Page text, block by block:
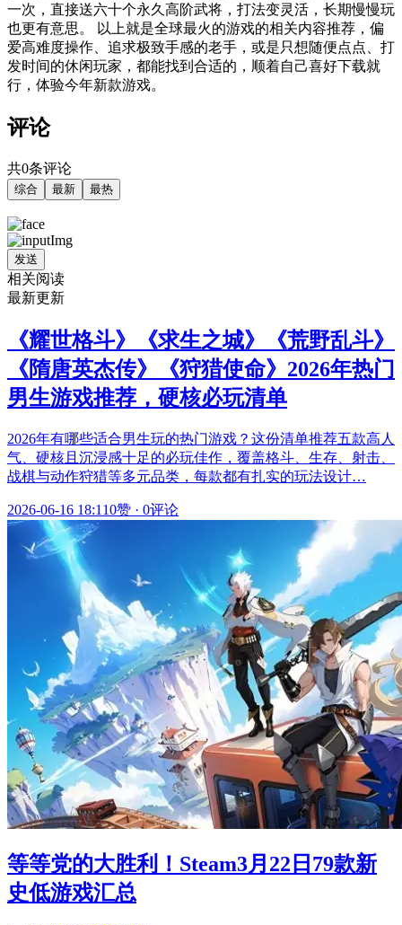
一次，直接送六十个永久高阶武将，打法变灵活，长期慢慢玩
也更有意思。 以上就是全球最火的游戏的相关内容推荐，偏
爱高难度操作、追求极致手感的老手，或是只想随便点点、打
发时间的休闲玩家，都能找到合适的，顺着自己喜好下载就
行，体验今年新款游戏。
评论
共0条评论
综合 最新 最热
发送
相关阅读
最新更新
《耀世格斗》《求生之城》《荒野乱斗》
《隋唐英杰传》《狩猎使命》2026年热门
男生游戏推荐，硬核必玩清单
2026年有哪些适合男生玩的热门游戏？这份清单推荐五款高人
气、硬核且沉浸感十足的必玩佳作，覆盖格斗、生存、射击、
战棋与动作狩猎等多元品类，每款都有扎实的玩法设计…
2026-06-16 18:110赞 · 0评论
等等党的大胜利！Steam3月22日79款新
史低游戏汇总